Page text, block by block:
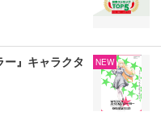
』キャラクタ
NEW